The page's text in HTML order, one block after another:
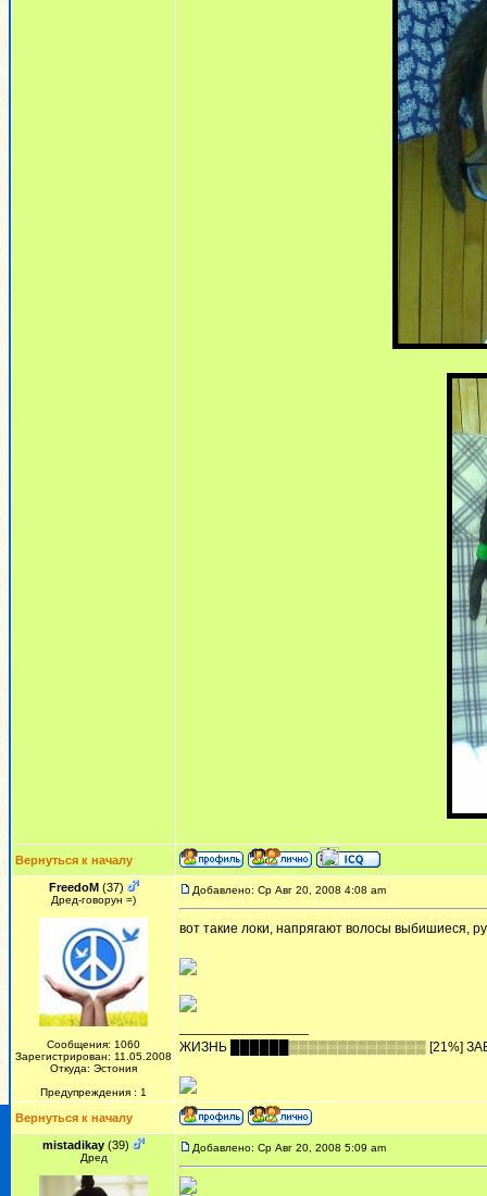
Вернуться к началу
FreedoM(37)
Дред-говорун =)
Сообщения: 1060
Зарегистрирован: 11.05.2008
Откуда: Эстония
Предупреждения : 1
Добавлено: Ср Авг 20, 2008 4:08 am
вот такие локи, напрягают волосы выбишиеся,
ЖИЗHЬ ██████▒▒▒▒▒▒▒▒▒▒▒▒▒▒ [21%]
Вернуться к началу
mistadikay (39)
Дред
Добавлено: Ср Авг 20, 2008 5:09 am